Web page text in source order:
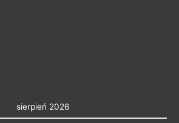
sierpień 2026